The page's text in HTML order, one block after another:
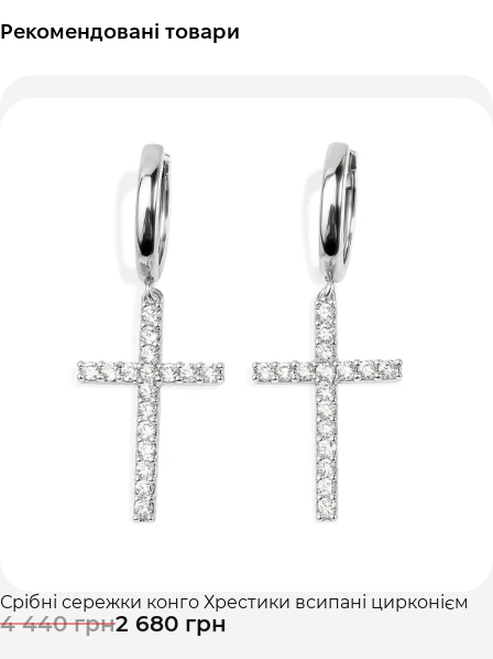
Рекомендовані товари
Срібні сережки конго Хрестики всипані цирконієм
4 440 грн2 680 грн